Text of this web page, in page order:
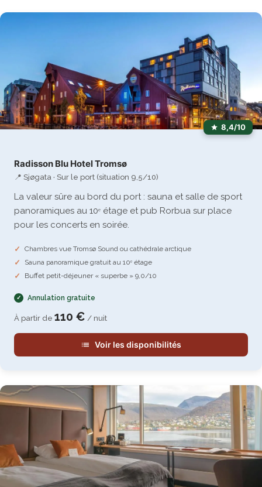
8,4/10
Radisson Blu Hotel Tromsø
📍 Sjøgata · Sur le port (situation 9,5/10)
La valeur sûre au bord du port : sauna et salle de sport
panoramiques au 10ᵉ étage et pub Rorbua sur place
pour les concerts en soirée.
Chambres vue Tromsø Sound ou cathédrale arctique
Sauna panoramique gratuit au 10ᵉ étage
Buffet petit-déjeuner « superbe » 9,0/10
Annulation gratuite
À partir de 110 € / nuit
Voir les disponibilités